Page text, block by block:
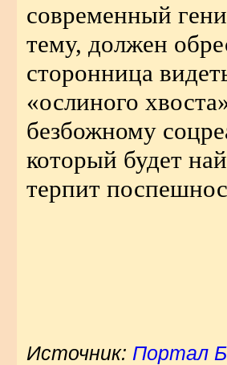
современный
тему, должен
сторонница
«ослиного
безбожному
который будет
терпит
Источник: Портал